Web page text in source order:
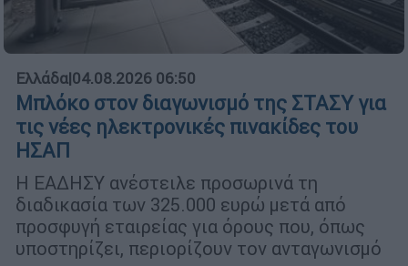
Ελλάδα|04.08.2026 06:50
Μπλόκο στον διαγωνισμό της ΣΤΑΣΥ για
τις νέες ηλεκτρονικές πινακίδες του
ΗΣΑΠ
Η ΕΑΔΗΣΥ ανέστειλε προσωρινά τη
διαδικασία των 325.000 ευρώ μετά από
προσφυγή εταιρείας για όρους που, όπως
υποστηρίζει, περιορίζουν τον ανταγωνισμό